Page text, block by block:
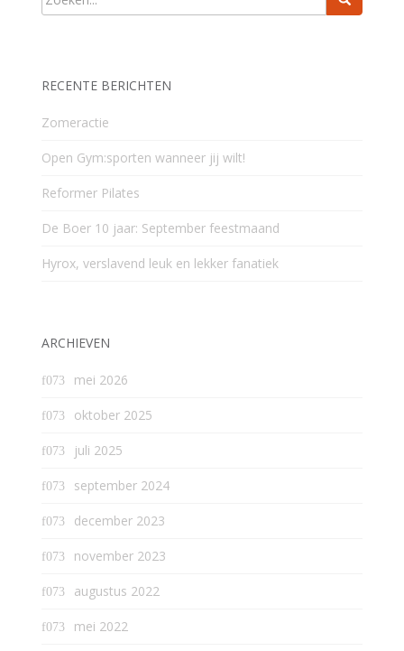
RECENTE BERICHTEN
Zomeractie
Open Gym:sporten wanneer jij wilt!
Reformer Pilates
De Boer 10 jaar: September feestmaand
Hyrox, verslavend leuk en lekker fanatiek
ARCHIEVEN
mei 2026
oktober 2025
juli 2025
september 2024
december 2023
november 2023
augustus 2022
mei 2022